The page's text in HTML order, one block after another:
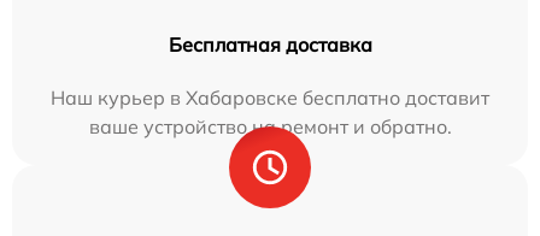
Бесплатная доставка
Наш курьер в Хабаровске бесплатно доставит
ваше устройство на ремонт и обратно.